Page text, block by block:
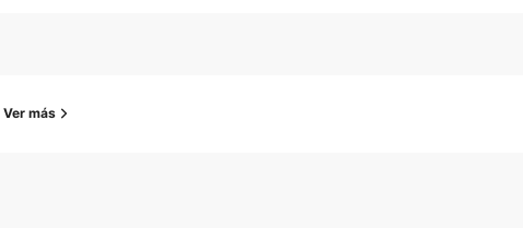
Ver más